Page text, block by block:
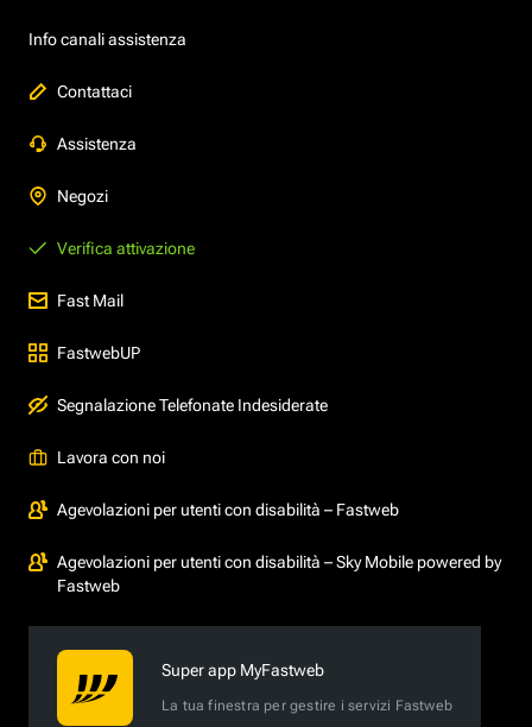
Info canali assistenza
Contattaci
Assistenza
Negozi
Verifica attivazione
Fast Mail
FastwebUP
Segnalazione Telefonate Indesiderate
Lavora con noi
Agevolazioni per utenti con disabilità – Fastweb
Agevolazioni per utenti con disabilità – Sky Mobile powered by
Fastweb
Super app MyFastweb
La tua finestra per gestire i servizi Fastweb